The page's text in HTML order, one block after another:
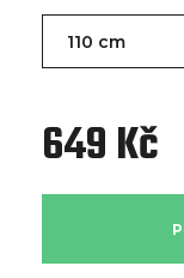
110 cm
649 Kč